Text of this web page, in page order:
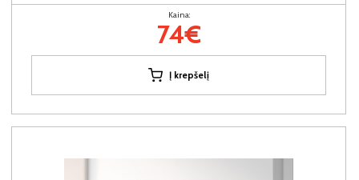
Kaina:
74€
Į krepšelį